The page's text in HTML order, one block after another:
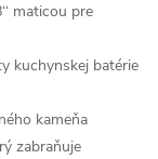
maticou pre
kuchynskej batérie
kameňa
zabraňuje